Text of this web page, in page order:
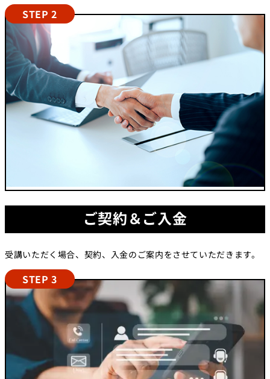
STEP 2
ご契約＆ご入金
受講いただく場合、契約、入金のご案内をさせていただきます。
STEP 3